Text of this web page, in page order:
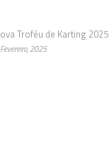
Troféu de Karting 2025
2025